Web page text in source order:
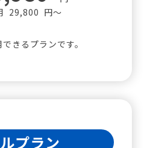
29,800 円～
きるプランです。
プラン